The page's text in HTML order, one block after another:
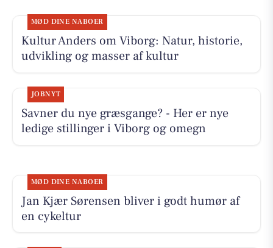
MØD DINE NABOER
Kultur Anders om Viborg: Natur, historie,
udvikling og masser af kultur
JOBNYT
Savner du nye græsgange? - Her er nye
ledige stillinger i Viborg og omegn
MØD DINE NABOER
Jan Kjær Sørensen bliver i godt humør af
en cykeltur